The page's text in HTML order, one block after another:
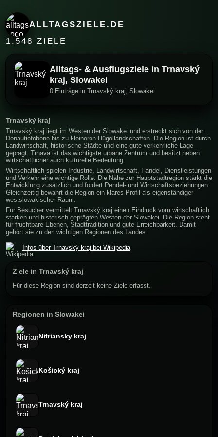
ALLTAGSZIELE.DE
1.548 ZIELE
Alltags- & Ausflugsziele in Trnavský
kraj, Slowakei
0 Einträge in Trnavský kraj, Slowakei
Trnavský kraj
Trnavský kraj liegt im Westen der Slowakei und erstreckt sich von der
Donautiefebene bis zu kleineren Hügellandschaften. Die Region ist durch
Landwirtschaft, historische Städte und eine gute verkehrliche Lage
geprägt. Trnava ist das wichtigste urbane Zentrum und besitzt neben
wirtschaftlicher auch kulturelle Bedeutung.
Wirtschaftlich spielen Industrie, Landwirtschaft, Handel, Dienstleistungen
und Verkehr eine wichtige Rolle. Die Nähe zur Hauptstadtregion stärkt die
Entwicklung zusätzlich und fördert Pendel- und Wirtschaftsbeziehungen.
Gleichzeitig bewahrt die Region ein klares Profil als eigenständiger
westslowakischer Raum.
Für Besucher vermittelt Trnavský kraj einen Eindruck vom wirtschaftlich
starken und historisch geprägten Westen der Slowakei. Die Region steht
für fruchtbare Ebenen, Stadttradition und gute Erreichbarkeit. Damit
gehört sie zu den wichtigen Regionen des Landes.
Infos über Trnavský kraj bei Wikipedia
Ziele in Trnavský kraj
Für diese Region sind derzeit keine Ziele erfasst.
Regionen in Slowakei
Nitriansky kraj
Košický kraj
Trnavský kraj